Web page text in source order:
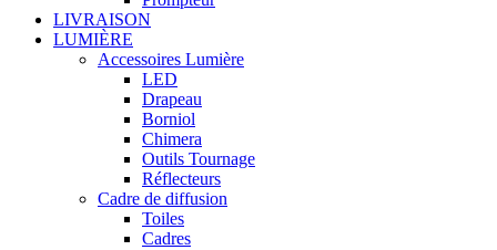
LIVRAISON
LUMIÈRE
Accessoires Lumière
LED
Drapeau
Borniol
Chimera
Outils Tournage
Réflecteurs
Cadre de diffusion
Toiles
Cadres